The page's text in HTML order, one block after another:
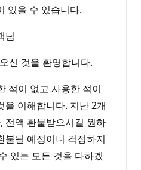
있을 수 있습니다.
님
신 것을 환영합니다.
적이 없고 사용한 적이
을 이해합니다. 지난 2개
전액 환불받으시길 원하
불될 예정이니 걱정하지
있는 모든 것을 다하겠